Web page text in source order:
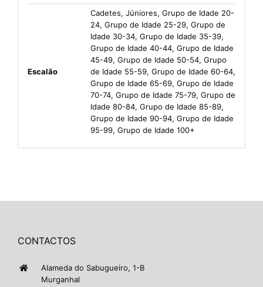
Escalão
Cadetes, Júniores, Grupo de Idade 20-
24, Grupo de Idade 25-29, Grupo de
Idade 30-34, Grupo de Idade 35-39,
Grupo de Idade 40-44, Grupo de Idade
45-49, Grupo de Idade 50-54, Grupo
de Idade 55-59, Grupo de Idade 60-64,
Grupo de Idade 65-69, Grupo de Idade
70-74, Grupo de Idade 75-79, Grupo de
Idade 80-84, Grupo de Idade 85-89,
Grupo de Idade 90-94, Grupo de Idade
95-99, Grupo de Idade 100+
CONTACTOS
Alameda do Sabugueiro, 1-B
Murganhal